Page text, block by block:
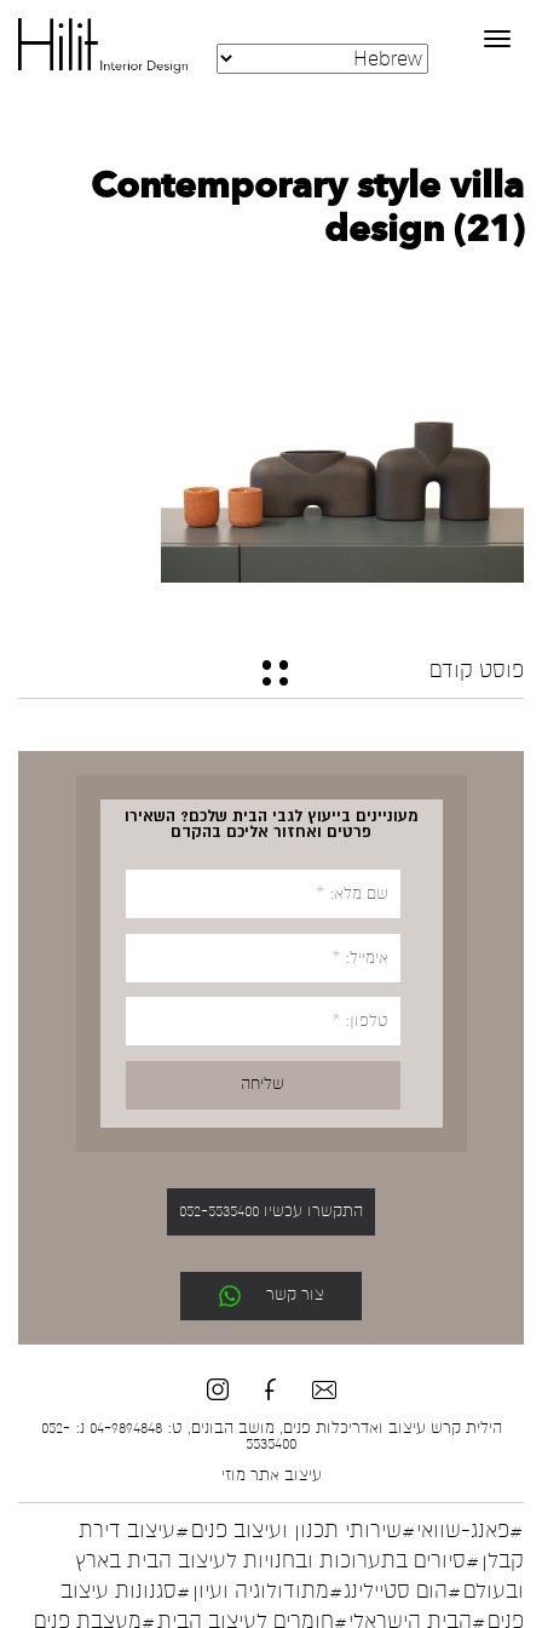
Toggle
navigation
Contemporary style villa
design (21)
פוסט קודם
מעוניינים בייעוץ לגבי הבית שלכם? השאירו
פרטים ואחזור אליכם בהקדם
התקשרו עכשיו 052-5535400
צור קשר
הילית קרש עיצוב ואדריכלות פנים, מושב הבונים, ט: 04-9894848 נ: 052-
5535400
עיצוב אתר מוזי
#פאנג-שוואי#שירותי תכנון ועיצוב פנים#עיצוב דירת
קבלן #סיורים בתערוכות ובחנויות לעיצוב הבית בארץ
ובעולם#הום סטיילינג#מתודולוגיה ועיון #סגנונות עיצוב
פנים#הבית הישראלי#חומרים לעיצוב הבית#מעצבת פנים